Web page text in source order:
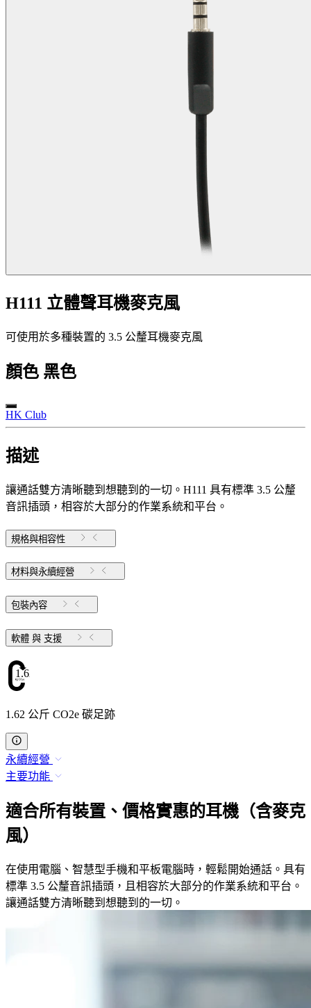
H111 立體聲耳機麥克風
可使用於多種裝置的 3.5 公釐耳機麥克風
顏色 黑色
HK Club
描述
讓通話雙方清晰聽到想聽到的一切。H111 具有標準 3.5 公釐
音訊插頭，相容於大部分的作業系統和平台。
規格與相容性
材料與永續經營
包裝內容
軟體 與 支援
1.62
1.62 公斤 CO2e 碳足跡
永續經營
主要功能
適合所有裝置、價格實惠的耳機（含麥克
風）
在使用電腦、智慧型手機和平板電腦時，輕鬆開始通話。具有
標準 3.5 公釐音訊插頭，且相容於大部分的作業系統和平台。
讓通話雙方清晰聽到想聽到的一切。